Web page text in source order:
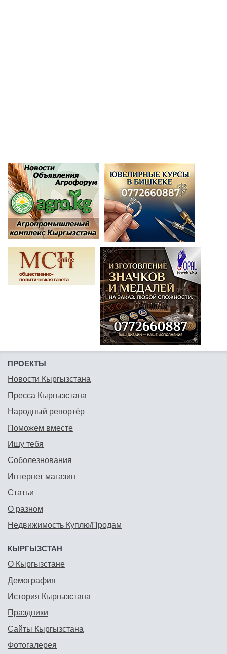
ПРОЕКТЫ
Новости Кыргызстана
Пресса Кыргызстана
Народный репортёр
Поможем вместе
Ищу тебя
Соболезнования
Интернет магазин
Статьи
О разном
Недвижимость Куплю/Продам
КЫРГЫЗСТАН
О Кыргызстане
Демография
История Кыргызстана
Праздники
Сайты Кыргызстана
Фотогалерея